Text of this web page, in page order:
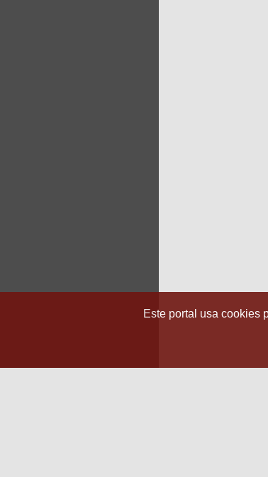
Este portal usa cookies